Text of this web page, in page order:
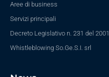
Aree di business
Servizi principali
Decreto Legislativo n. 231 del 2001
Whistleblowing So.Ge.S.I. srl